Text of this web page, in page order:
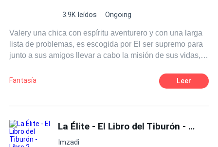
3.9K leídos Ongoing
Valery una chica con espíritu aventurero y con una larga
lista de problemas, es escogida por El ser supremo para
junto a sus amigos llevar a cabo la misión de sus vidas,
de la destrucción inminente de sus vidas. En proceso se
Fantasía Leer
La Élite - El Libro del Tiburón - Libro 2
Imzadi